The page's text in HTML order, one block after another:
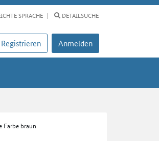
SPRACHE DETAILSUCHE
Registrieren Anmelden
Farbe braun